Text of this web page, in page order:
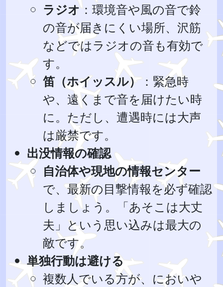
ラジオ ：環境音や風の音で鈴
の音が届きにくい場所、沢筋
などではラジオの音も有効で
す。
笛（ホイッスル）
：緊急時
や、遠くまで音を届けたい時
に。ただし、遭遇時には大声
は厳禁です。
出没情報の確認
自治体や現地の情報センター
で、最新の目撃情報を必ず確認
しましょう。「あそこは大丈
夫」という思い込みは最大の
敵です。
単独行動は避ける
複数人でいる方が、においや